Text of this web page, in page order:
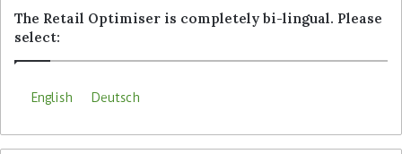
The Retail Optimiser is completely bi-lingual. Please
select:
English Deutsch